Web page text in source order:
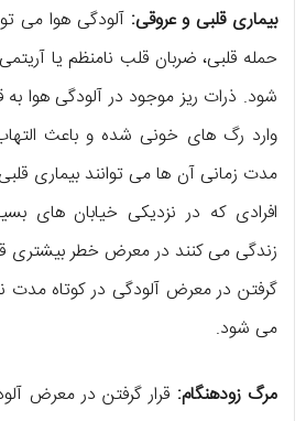
بیماری قلبی و عروقی: آلودگی هوا می
حمله قلبی، ضربان قلب نامنظم یا
شود. ذرات ریز موجود در آلودگی هوا
وارد رگ های خونی شده و باعث
مدت زمانی آن ها می توانند بیماری
افرادی که در نزدیکی خیابان های
زندگی می کنند در معرض خطر بیشتری
گرفتن در معرض آلودگی در کوتاه
می شود.
مرگ زودهنگام: قرار گرفتن در معرض